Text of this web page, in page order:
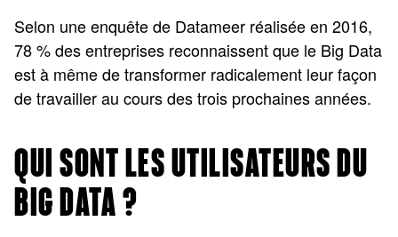
Selon une enquête de Datameer réalisée en 2016,
78 % des entreprises reconnaissent que le Big Data
est à même de transformer radicalement leur façon
de travailler au cours des trois prochaines années.
QUI SONT LES UTILISATEURS DU
BIG DATA ?